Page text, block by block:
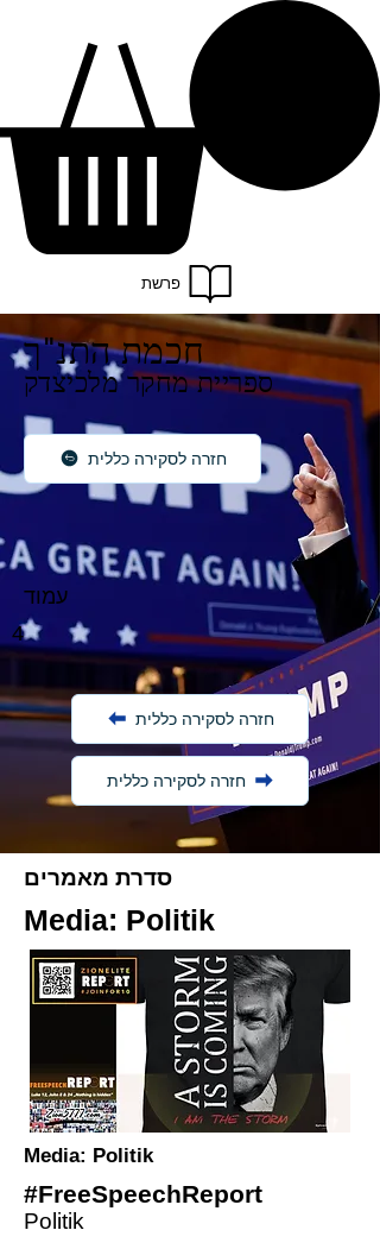
פרשת
חכמת התנ"ך
ספריית מחקר מלכיצדק
חזרה לסקירה כללית
עמוד
4
חזרה לסקירה כללית
חזרה לסקירה כללית
סדרת מאמרים
Media: Politik
Media: Politik
#FreeSpeechReport
Politik